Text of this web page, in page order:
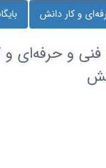
و کار دانش
و حرفه‌ای و